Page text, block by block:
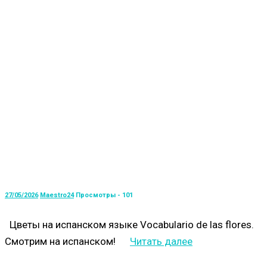
27/05/2026 Maestro24 Просмотры - 101
Цветы на испанском языке Vocabulario de las flores.
Смотрим на испанском! Читать далее